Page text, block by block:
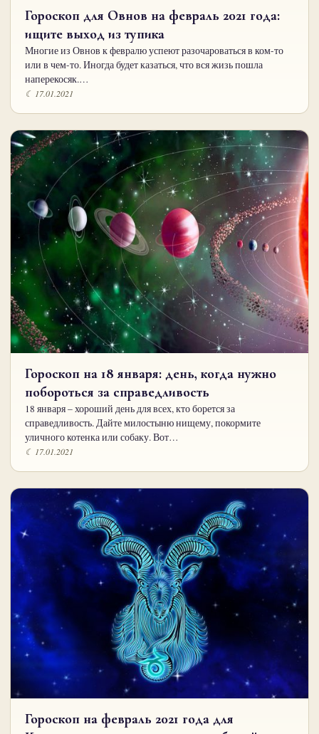
Гороскоп для Овнов на февраль 2021 года:
ищите выход из тупика
Многие из Овнов к февралю успеют разочароваться в ком-то
или в чем-то. Иногда будет казаться, что вся жизь пошла
наперекосяк.…
☾ 17.01.2021
Гороскоп на 18 января: день, когда нужно
побороться за справедливость
18 января – хороший день для всех, кто борется за
справедливость. Дайте милостыню нищему, покормите
уличного котенка или собаку. Вот…
☾ 17.01.2021
Гороскоп на февраль 2021 года для